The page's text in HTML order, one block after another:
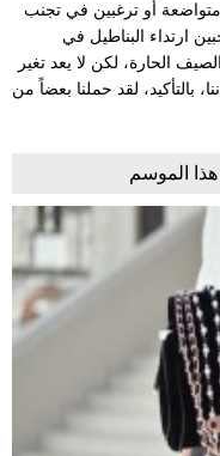
أو ترغبين في تجنب
ارتداء البناطيل في
الحارة، لكن لا يعد تغير
بالتأكيد، لقد حملنا بعضاً من
الموسم